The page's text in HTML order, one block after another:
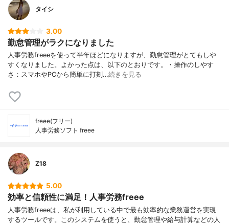
タイシ
3.00
勤怠管理がラクになりました
人事労務freeeを使って半年ほどになりますが、勤怠管理がとてもしや
すくなりました。よかった点は、以下のとおりです。・操作のしやす
さ：スマホやPCから簡単に打刻…続きを見る
freee(フリー)
人事労務ソフト freee
Z18
5.00
効率と信頼性に満足！人事労務freee
人事労務freeeは、私が利用している中で最も効率的な業務運営を実現
するツールです。このシステムを使うと、勤怠管理や給与計算などの人